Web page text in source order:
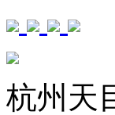
杭州天